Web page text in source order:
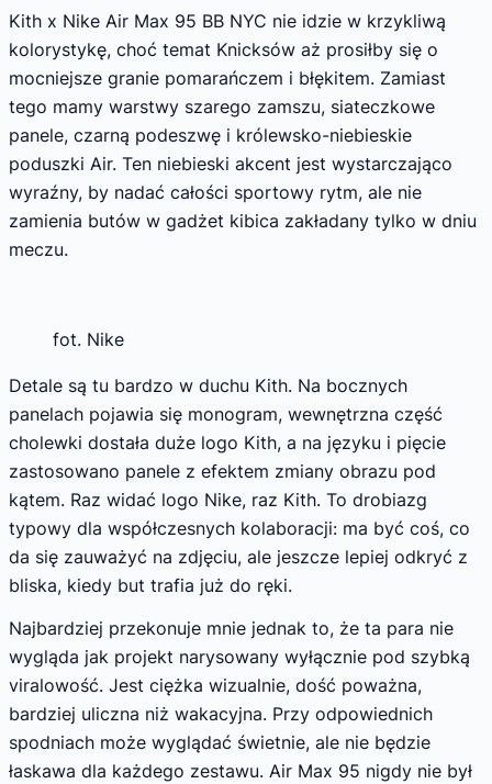
Kith x Nike Air Max 95 BB NYC nie idzie w krzykliwą
kolorystykę, choć temat Knicksów aż prosiłby się o
mocniejsze granie pomarańczem i błękitem. Zamiast
tego mamy warstwy szarego zamszu, siateczkowe
panele, czarną podeszwę i królewsko-niebieskie
poduszki Air. Ten niebieski akcent jest wystarczająco
wyraźny, by nadać całości sportowy rytm, ale nie
zamienia butów w gadżet kibica zakładany tylko w dniu
meczu.
fot. Nike
Detale są tu bardzo w duchu Kith. Na bocznych
panelach pojawia się monogram, wewnętrzna część
cholewki dostała duże logo Kith, a na języku i pięcie
zastosowano panele z efektem zmiany obrazu pod
kątem. Raz widać logo Nike, raz Kith. To drobiazg
typowy dla współczesnych kolaboracji: ma być coś, co
da się zauważyć na zdjęciu, ale jeszcze lepiej odkryć z
bliska, kiedy but trafia już do ręki.
Najbardziej przekonuje mnie jednak to, że ta para nie
wygląda jak projekt narysowany wyłącznie pod szybką
viralowość. Jest ciężka wizualnie, dość poważna,
bardziej uliczna niż wakacyjna. Przy odpowiednich
spodniach może wyglądać świetnie, ale nie będzie
łaskawa dla każdego zestawu. Air Max 95 nigdy nie był